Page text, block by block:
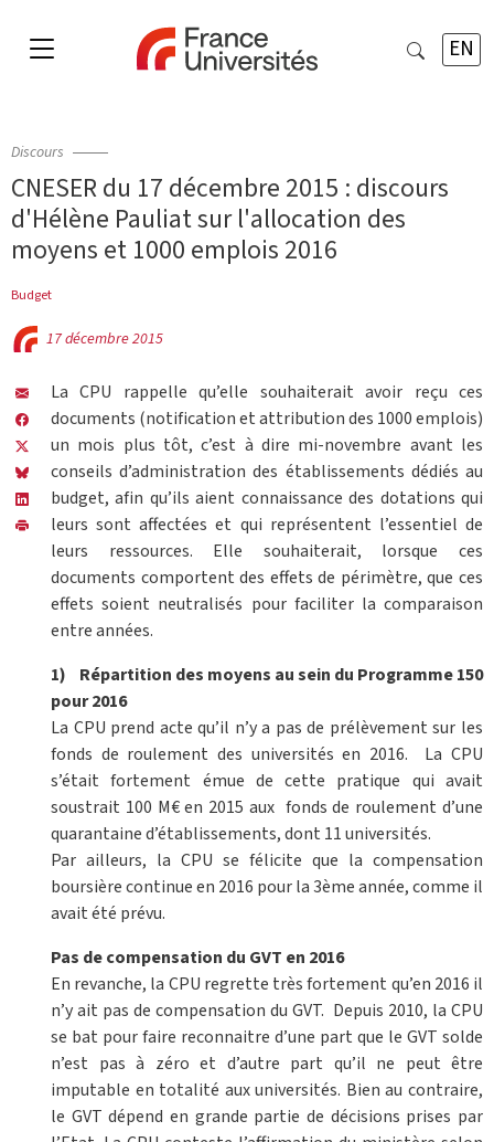
EN
Discours
CNESER du 17 décembre 2015 : discours
d'Hélène Pauliat sur l'allocation des
moyens et 1000 emplois 2016
Budget
17 décembre 2015
La CPU rappelle qu’elle souhaiterait avoir reçu ces
documents (notification et attribution des 1000 emplois)
un mois plus tôt, c’est à dire mi-novembre avant les
conseils d’administration des établissements dédiés au
budget, afin qu’ils aient connaissance des dotations qui
leurs sont affectées et qui représentent l’essentiel de
leurs ressources. Elle souhaiterait, lorsque ces
documents comportent des effets de périmètre, que ces
effets soient neutralisés pour faciliter la comparaison
entre années.
1) Répartition des moyens au sein du Programme 150
pour 2016
La CPU prend acte qu’il n’y a pas de prélèvement sur les
fonds de roulement des universités en 2016. La CPU
s’était fortement émue de cette pratique qui avait
soustrait 100 M€ en 2015 aux fonds de roulement d’une
quarantaine d’établissements, dont 11 universités.
Par ailleurs, la CPU se félicite que la compensation
boursière continue en 2016 pour la 3ème année, comme il
avait été prévu.
Pas de compensation du GVT en 2016
En revanche, la CPU regrette très fortement qu’en 2016 il
n’y ait pas de compensation du GVT. Depuis 2010, la CPU
se bat pour faire reconnaitre d’une part que le GVT solde
n’est pas à zéro et d’autre part qu’il ne peut être
imputable en totalité aux universités. Bien au contraire,
le GVT dépend en grande partie de décisions prises par